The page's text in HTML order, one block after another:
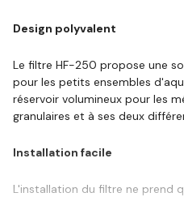
Design polyvalent
Le filtre HF-250 propose une
pour les petits ensembles
réservoir volumineux pour les
granulaires et à ses deux
Installation facile
L'installation du filtre ne prend